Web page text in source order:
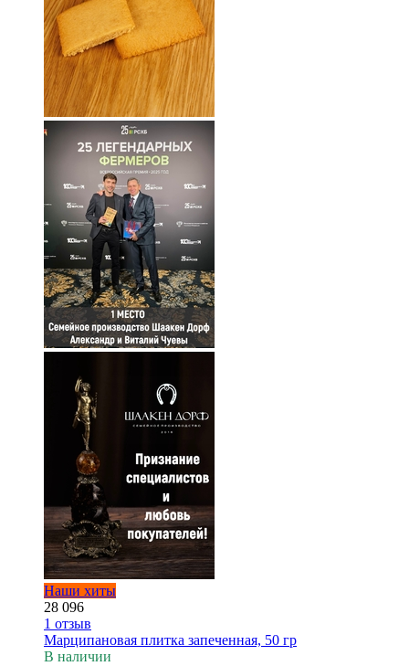
Наши хиты
28 096
1 отзыв
Марципановая плитка запеченная, 50 гр
В наличии